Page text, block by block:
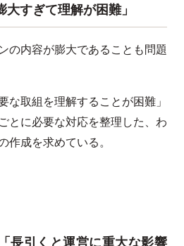
すぎて理解が困難」
の内容が膨大であることも問題
な取組を理解することが困難」
とに必要な対応を整理した、わ
成を求めている。
長引くと運営に重大な影響